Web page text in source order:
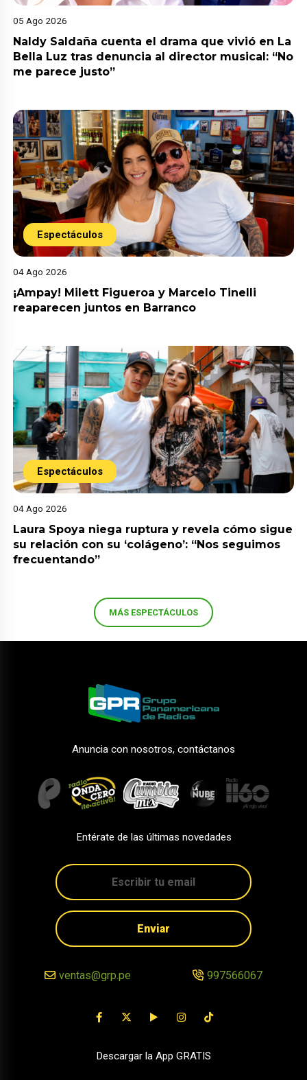
05 Ago 2026
Naldy Saldaña cuenta el drama que vivió en La
Bella Luz tras denuncia al director musical: “No
me parece justo”
Espectáculos
04 Ago 2026
¡Ampay! Milett Figueroa y Marcelo Tinelli
reaparecen juntos en Barranco
Espectáculos
04 Ago 2026
Laura Spoya niega ruptura y revela cómo sigue
su relación con su ‘colágeno’: “Nos seguimos
frecuentando”
MÁS ESPECTÁCULOS
Anuncia con nosotros, contáctanos
Entérate de las últimas novedades
Enviar
ventas@grp.pe 997566067
Descargar la App GRATIS